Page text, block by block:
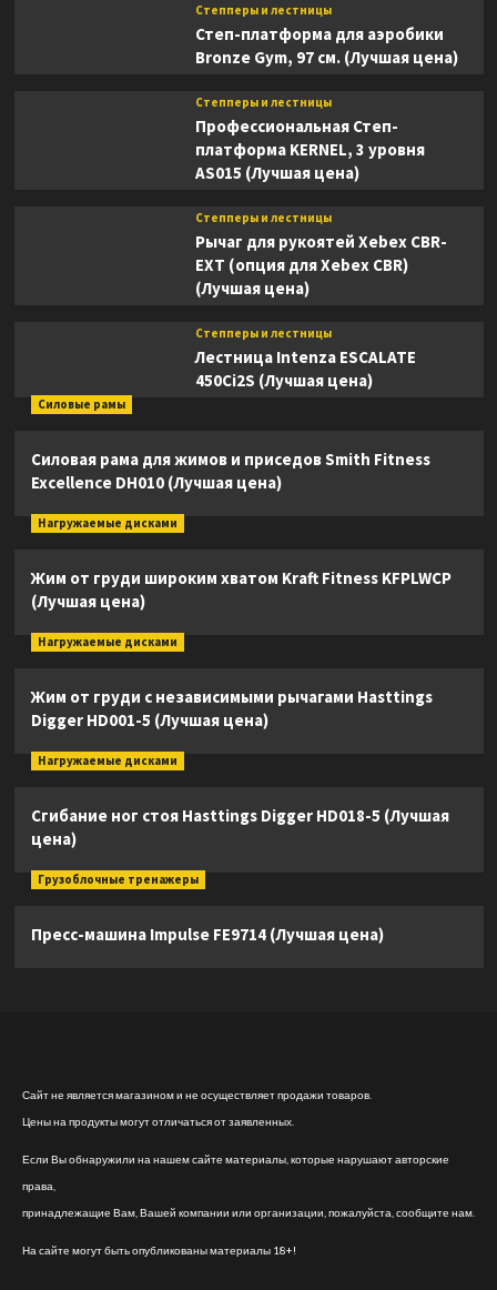
Степперы и лестницы
Степ-платформа для аэробики
Bronze Gym, 97 см. (Лучшая цена)
Степперы и лестницы
Профессиональная Степ-
платформа KERNEL, 3 уровня
AS015 (Лучшая цена)
Степперы и лестницы
Рычаг для рукоятей Xebex CBR-
EXT (опция для Xebex CBR)
(Лучшая цена)
Степперы и лестницы
Лестница Intenza ESCALATE
450Ci2S (Лучшая цена)
Силовые рамы
Силовая рама для жимов и приседов Smith Fitness
Excellence DH010 (Лучшая цена)
Нагружаемые дисками
Жим от груди широким хватом Kraft Fitness KFPLWCP
(Лучшая цена)
Нагружаемые дисками
Жим от груди с независимыми рычагами Hasttings
Digger HD001-5 (Лучшая цена)
Нагружаемые дисками
Сгибание ног стоя Hasttings Digger HD018-5 (Лучшая
цена)
Грузоблочные тренажеры
Пресс-машина Impulse FE9714 (Лучшая цена)
Сайт не является магазином и не осуществляет продажи товаров.
Цены на продукты могут отличаться от заявленных.
Если Вы обнаружили на нашем сайте материалы, которые нарушают авторские
права,
принадлежащие Вам, Вашей компании или организации, пожалуйста, сообщите нам.
На сайте могут быть опубликованы материалы 18+!